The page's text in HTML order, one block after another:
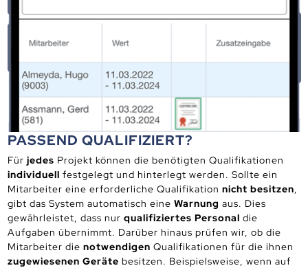
PASSEND QUALIFIZIERT?
Für jedes Projekt können die benötigten Qualifikationen
individuell festgelegt und hinterlegt werden. Sollte ein
Mitarbeiter eine erforderliche Qualifikation nicht besitzen,
gibt das System automatisch eine Warnung aus. Dies
gewährleistet, dass nur qualifiziertes Personal die
Aufgaben übernimmt. Darüber hinaus prüfen wir, ob die
Mitarbeiter die notwendigen Qualifikationen für die ihnen
zugewiesenen Geräte besitzen. Beispielsweise, wenn auf